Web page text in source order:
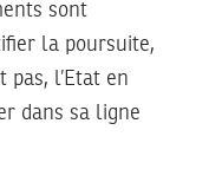
sont
la poursuite,
pas, l’Etat en
dans sa ligne